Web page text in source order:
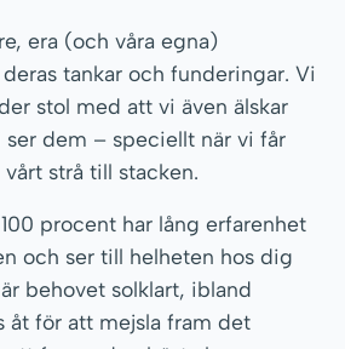
era (och våra egna)
tankar och funderingar. Vi
stol med att vi även älskar
ser dem – speciellt när vi får
strå till stacken.
procent har lång erfarenhet
och ser till helheten hos dig
behovet solklart, ibland
åt för att mejsla fram det